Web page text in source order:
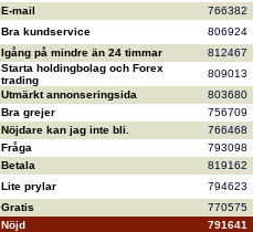
E-mail
766382
Bra kundservice
806924
Igång på mindre än 24 timmar
812467
Starta holdingbolag och Forex
trading
809013
Utmärkt annonseringsida
803680
Bra grejer
756709
Nöjdare kan jag inte bli.
766468
Fråga
793098
Betala
819162
Lite prylar
794623
Gratis
770575
Nöjd
791641